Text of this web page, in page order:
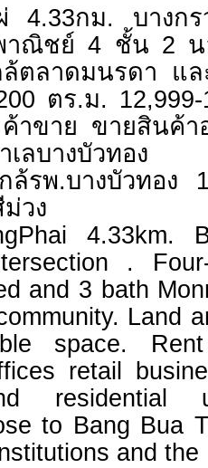
4.33กม. บางก
าณิชย์ 4 ชั้น 2
ตลาดมนรดา แ
ตร.ม. 12,999-
าขาย ขายสินค้
ลบางบัวทอง
ล้รพ.บางบัวทอง
วง
4.33km.
.
and 3 bath
Land
space. Rent
retail
residential
to Bang Bua
and